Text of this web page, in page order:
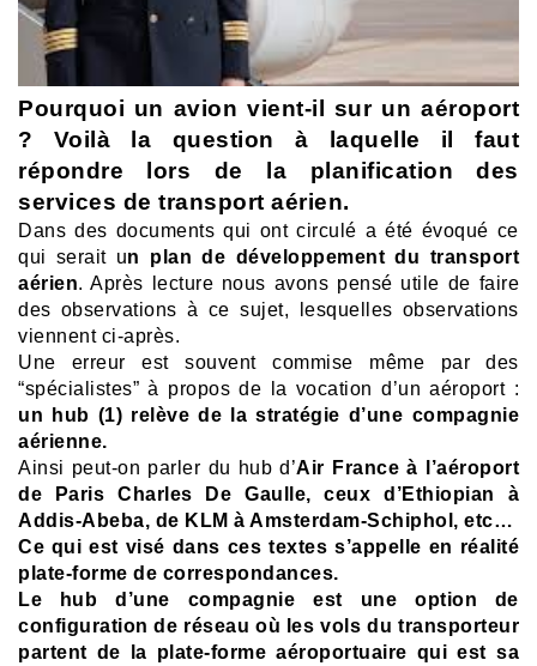
Pourquoi un avion vient-il sur un aéroport
? Voilà la question à laquelle il faut
répondre lors de la planification des
services de transport aérien.
Dans des documents qui ont circulé a été évoqué ce
qui serait un plan de développement du transport
aérien.Après lecture nous avons pensé utile de faire
des observations à ce sujet, lesquelles observations
viennent ci-après.
Une erreur est souvent commise même par des
“spécialistes” à propos de la vocation d’un aéroport :
un hub (1) relève de la stratégie d’une compagnie
aérienne.
Ainsi peut-on parler du hub d’Air France à l’aéroport
de Paris Charles De Gaulle, ceux d’Ethiopian à
Addis-Abeba, de KLM à Amsterdam-Schiphol, etc…
Ce qui est visé dans ces textes s’appelle en réalité
plate-forme de correspondances.
Le hub d’une compagnie est une option de
configuration de réseau où les vols du transporteur
partent de la plate-forme aéroportuaire qui est sa